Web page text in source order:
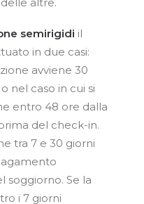
semirigidi il
in due casi:
avviene 30
nel caso in cui si
entro 48 ore dalla
del check-in.
tra 7 e 30 giorni
soggiorno. Se la
i 7 giorni